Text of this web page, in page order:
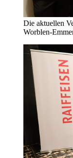
Die aktuellen
Worblen-